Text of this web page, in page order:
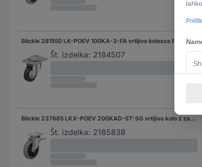
Blickle 281550 LK-POEV 100KA-3-FA vrtljivo kolesce Premer kolesa: 100 mm Nosilnost (maks.): 200 kg 1 kos
Št. izdelka: 2184507
Blickle 237685 LKX-POEV 200KAD-ST-SG vrtljivo kolo z zavoro Premer kolesa: 200 mm Nosilnost (maks.): 500 kg 1 kos
Št. izdelka: 2185838